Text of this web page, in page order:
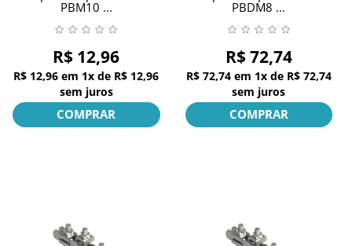
PBM10 ...
R$ 12,96
R$ 12,96 em 1x de R$ 12,96
sem juros
COMPRAR
PBDM8 ...
R$ 72,74
R$ 72,74 em 1x de R$ 72,74
sem juros
COMPRAR